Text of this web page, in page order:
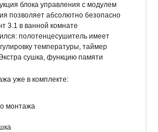
блока управления с модулем
позволяет абсолютно безопасно
3.1 в ванной комнате
полотенцесушитель имеет
температуры, таймер
сушка, функцию памяти
уже в комплекте:
монтажа